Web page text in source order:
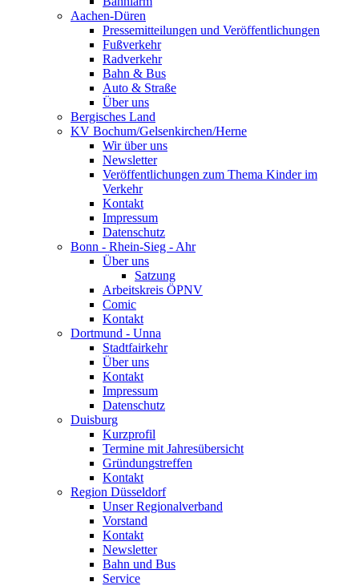
Aachen-Düren
Pressemitteilungen und Veröffentlichungen
Fußverkehr
Radverkehr
Bahn & Bus
Auto & Straße
Über uns
Bergisches Land
KV Bochum/Gelsenkirchen/Herne
Wir über uns
Newsletter
Veröffentlichungen zum Thema Kinder im
Verkehr
Kontakt
Impressum
Datenschutz
Bonn - Rhein-Sieg - Ahr
Über uns
Satzung
Arbeitskreis ÖPNV
Comic
Kontakt
Dortmund - Unna
Stadtfairkehr
Über uns
Kontakt
Impressum
Datenschutz
Duisburg
Kurzprofil
Termine mit Jahresübersicht
Gründungstreffen
Kontakt
Region Düsseldorf
Unser Regionalverband
Vorstand
Kontakt
Newsletter
Bahn und Bus
Service